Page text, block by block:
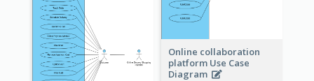
Online collaboration
platform Use Case
Diagram